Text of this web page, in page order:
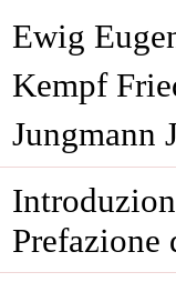
Ewig
Kempf
Jungmann